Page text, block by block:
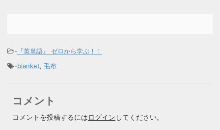
- 『英単語』 ゼロから学ぶ！！
-blanket, 毛布
コメント
コメントを投稿するにはログイン してください。